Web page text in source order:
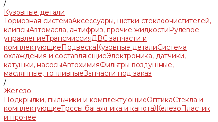
/
Кузовные детали
Тормозная системаАксессуары, щетки стеклоочистителей,
клипсыАвтомасла, антифриз, прочие жидкостиРулевое
управлениеТрансмиссияДВС запчасти и
комплектующиеПодвескаКузовные деталиСистема
охлаждения и составляющиеЭлектроника, датчики,
катушки, насосыАвтохимияФильтры воздушные,
маслянные, топливныеЗапчасти под заказ
/
Железо
Подкрылки, пыльники и комплектующиеОптикаСтекла и
комплектующиеТросы багажника и капотаЖелезоПластик
и прочее